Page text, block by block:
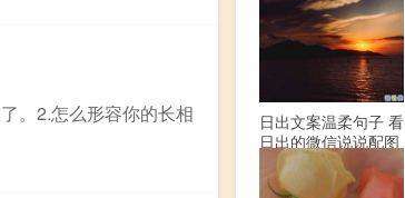
。2.怎么形容你的长相
日出文案温柔句子 看
日出的微信说说配图